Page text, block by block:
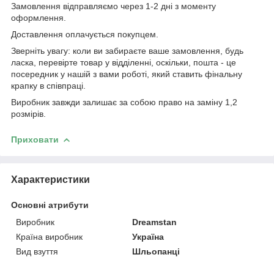
Замовлення відправляємо через 1-2 дні з моменту
оформлення.
Доставлення оплачується покупцем.
Зверніть увагу: коли ви забираєте ваше замовлення, будь
ласка, перевірте товар у відділенні, оскільки, пошта - це
посередник у нашій з вами роботі, який ставить фінальну
крапку в співпраці.
Виробник завжди залишає за собою право на заміну 1,2
розмірів.
Приховати
Характеристики
Основні атрибути
Виробник
Dreamstan
Країна виробник
Україна
Вид взуття
Шльопанці